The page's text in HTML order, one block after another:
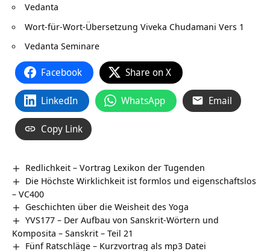
Vedanta
Wort-für-Wort-Übersetzung Viveka Chudamani Vers 1
Vedanta Seminare
Facebook Share on X
LinkedIn WhatsApp Email
Copy Link
Redlichkeit – Vortrag Lexikon der Tugenden
Die Höchste Wirklichkeit ist formlos und eigenschaftslos
– VC400
Geschichten über die Weisheit des Yoga
YVS177 – Der Aufbau von Sanskrit-Wörtern und
Komposita – Sanskrit – Teil 21
Fünf Ratschläge – Kurzvortrag als mp3 Datei